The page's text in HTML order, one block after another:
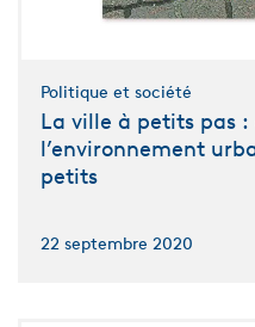
Politique et société
La ville à petits pas
l’environnement
petits
22 septembre 2020